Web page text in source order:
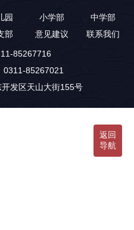
返回
导航
园 小学部
中学部
部 意见建议 联系我们
85267716
0311-85267021
发区天山大街155号